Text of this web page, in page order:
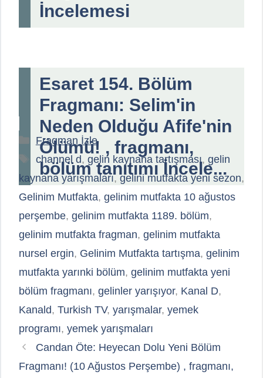
İncelemesi
Esaret 154. Bölüm
Fragmanı: Selim'in
Neden Olduğu Afife'nin
Ölümü! , fragmanı,
bölüm tanıtımı İncele...
Kategoriler
Fragman İzle
Etiketler
channel d, gelin kaynana tartışması, gelin
kaynana yarışmaları,gelini mutfakta yeni sezon,
Gelinim Mutfakta, gelinim mutfakta 10 ağustos
perşembe, gelinim mutfakta 1189. bölüm,
gelinim mutfakta fragman, gelinim mutfakta
nursel ergin, Gelinim Mutfakta tartışma, gelinim
mutfakta yarınki bölüm, gelinim mutfakta yeni
bölüm fragmanı, gelinler yarışıyor, Kanal D,
Kanald, Turkish TV, yarışmalar, yemek
programı, yemek yarışmaları
Candan Öte: Heyecan Dolu Yeni Bölüm
Fragmanı! (10 Ağustos Perşembe) , fragmanı,